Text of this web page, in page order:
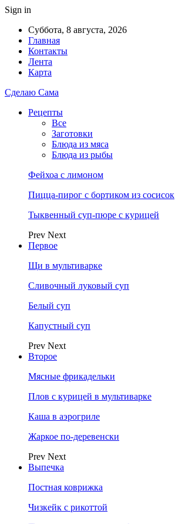
Sign in
Суббота, 8 августа, 2026
Главная
Контакты
Лента
Карта
Сделаю Сама
Рецепты
Все
Заготовки
Блюда из мяса
Блюда из рыбы
Фейхоа с лимоном
Пицца-пирог с бортиком из сосисок
Тыквенный суп-пюре с курицей
Prev Next
Первое
Щи в мультиварке
Сливочный луковый суп
Белый суп
Капустный суп
Prev Next
Второе
Мясные фрикадельки
Плов с курицей в мультиварке
Каша в аэрогриле
Жаркое по-деревенски
Prev Next
Выпечка
Постная коврижка
Чизкейк с рикоттой